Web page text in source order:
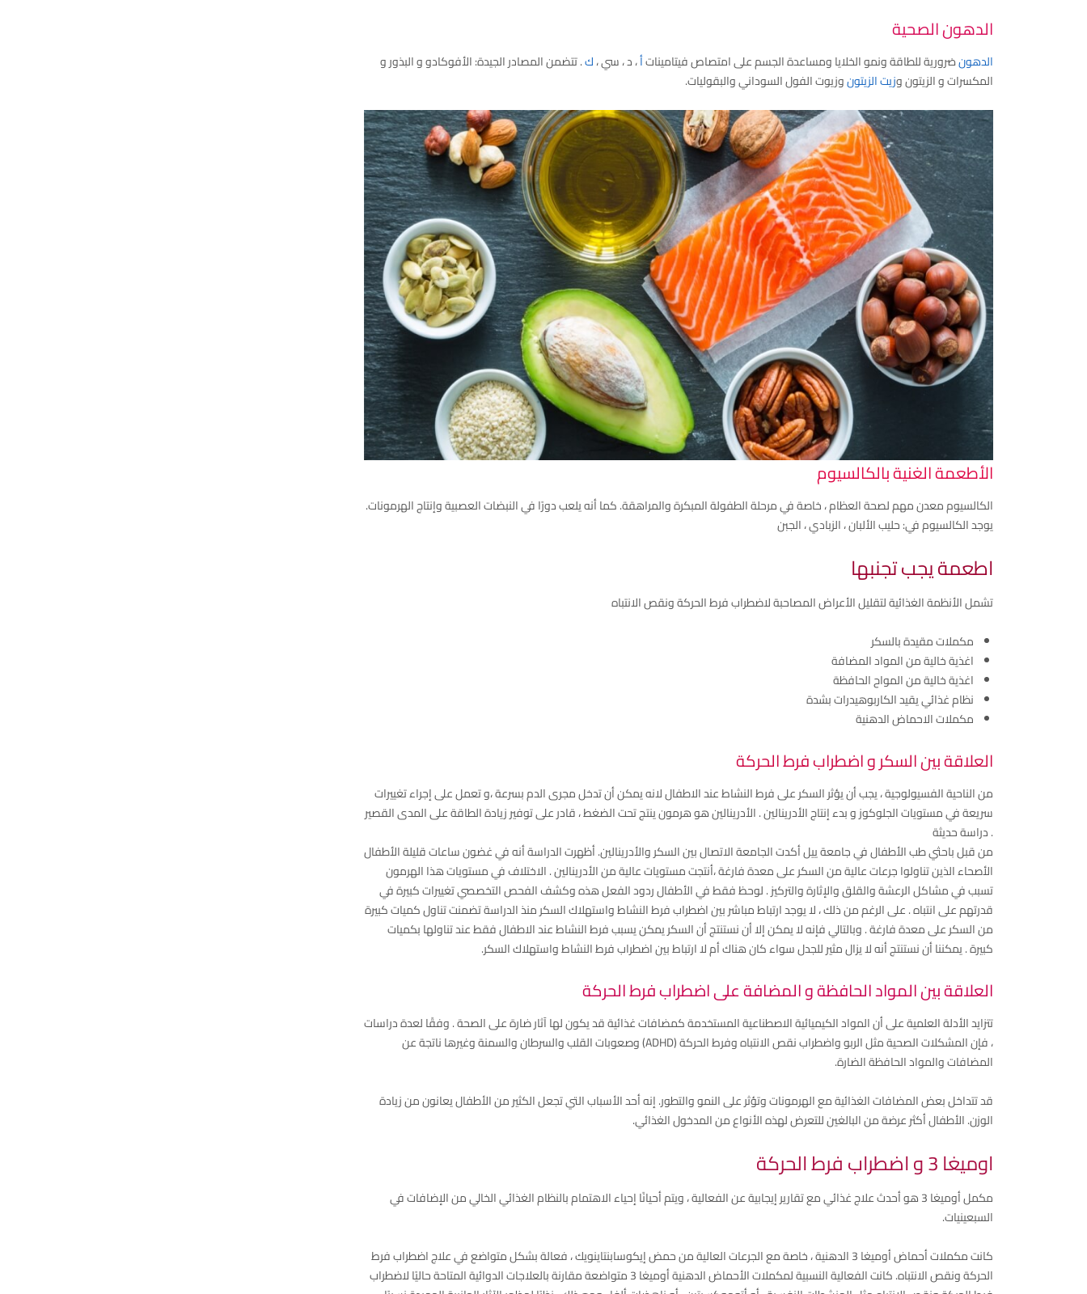
الدهون الصحية
الدهونضرورية للطاقة ونمو الخلايا ومساعدة الجسم على امتصاص فيتاميناتأ، د ، سي ،ك. تتضمن المصادر الجيدة: الأفوكادو و البذور و
المكسرات و الزيتون وزيت الزيتونوزيوت الفول السوداني والبقوليات.
الأطعمة الغنية بالكالسيوم
الكالسيوم معدن مهم لصحة العظام ، خاصة في مرحلة الطفولة المبكرة والمراهقة. كما أنه يلعب دورًا في النبضات العصبية وإنتاج الهرمونات.
يوجد الكالسيوم في: حليب الألبان ، الزبادي ، الجبن
اطعمة يجب تجنبها
تشمل الأنظمة الغذائية لتقليل الأعراض المصاحبة لاضطراب فرط الحركة ونقص الانتباه
مكملات مقيدة بالسكر
اغذية خالية من المواد المضافة
اغذية خالية من المواح الحافظة
نظام غذائي يقيد الكاربوهيدرات بشدة
مكملات الاحماض الدهنية
العلاقة بين السكر و اضطراب فرط الحركة
من الناحية الفسيولوجية ، يجب أن يؤثر السكر على فرط النشاط عند الاطفال لانه يمكن أن تدخل مجرى الدم بسرعة ،و تعمل على إجراء تغييرات
سريعة في مستويات الجلوكوز و بدء إنتاج الأدرينالين . الأدرينالين هو هرمون ينتج تحت الضغط ، قادر على توفير زيادة الطاقة على المدى القصير
. دراسة حديثة
من قبل باحثي طب الأطفال في جامعة ييل أكدت الجامعة الاتصال بين السكر والأدرينالين. أظهرت الدراسة أنه في غضون ساعات قليلة الأطفال
الأصحاء الذين تناولوا جرعات عالية من السكر على معدة فارغة ،أنتجت مستويات عالية من الأدرينالين . الاختلاف في مستويات هذا الهرمون
تسبب في مشاكل الرعشة والقلق والإثارة والتركيز . لوحظ فقط في الأطفال ردود الفعل هذه وكشف الفحص التخصصي تغييرات كبيرة في
قدرتهم على انتباه . على الرغم من ذلك ، لا يوجد ارتباط مباشر بين اضطراب فرط النشاط واستهلاك السكر منذ الدراسة تضمنت تناول كميات كبيرة
من السكر على معدة فارغة . وبالتالي فإنه لا يمكن إلا أن نستنتج أن السكر يمكن يسبب فرط النشاط عند الاطفال فقط عند تناولها بكميات
كبيرة . يمكننا أن نستنتج أنه لا يزال مثير للجدل سواء كان هناك أم لا ارتباط بين اضطراب فرط النشاط واستهلاك السكر.
العلاقة بين المواد الحافظة و المضافة على اضطراب فرط الحركة
تتزايد الأدلة العلمية على أن المواد الكيميائية الاصطناعية المستخدمة كمضافات غذائية قد يكون لها آثار ضارة على الصحة . وفقًا لعدة دراسات
، فإن المشكلات الصحية مثل الربو واضطراب نقص الانتباه وفرط الحركة (ADHD) وصعوبات القلب والسرطان والسمنة وغيرها ناتجة عن
المضافات والمواد الحافظة الضارة.
قد تتداخل بعض المضافات الغذائية مع الهرمونات وتؤثر على النمو والتطور. إنه أحد الأسباب التي تجعل الكثير من الأطفال يعانون من زيادة
الوزن. الأطفال أكثر عرضة من البالغين للتعرض لهذه الأنواع من المدخول الغذائي.
اوميغا 3 و اضطراب فرط الحركة
مكمل أوميغا 3 هو أحدث علاج غذائي مع تقارير إيجابية عن الفعالية ، ويتم أحيانًا إحياء الاهتمام بالنظام الغذائي الخالي من الإضافات في
السبعينيات.
كانت مكملات أحماض أوميغا 3 الدهنية ، خاصة مع الجرعات العالية من حمض إيكوسابنتاينويك ، فعالة بشكل متواضع في علاج اضطراب فرط
الحركة ونقص الانتباه. كانت الفعالية النسبية لمكملات الأحماض الدهنية أوميغا 3 متواضعة مقارنة بالعلاجات الدوائية المتاحة حاليًا لاضطراب